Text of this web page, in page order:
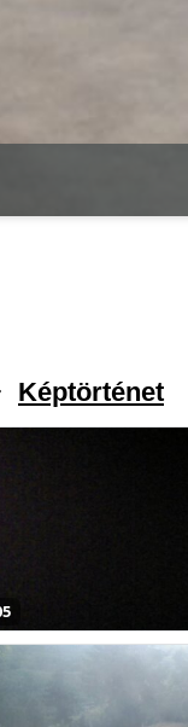
Képtörténet